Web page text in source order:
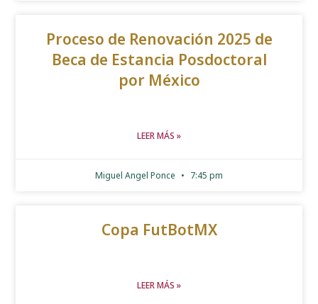
Proceso de Renovación 2025 de
Beca de Estancia Posdoctoral
por México
LEER MÁS »
Miguel Angel Ponce 7:45 pm
Copa FutBotMX
LEER MÁS »